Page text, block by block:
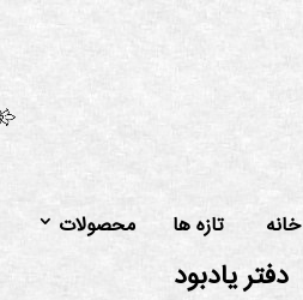
خانه تازه ها محصولات
دفتر یادبود